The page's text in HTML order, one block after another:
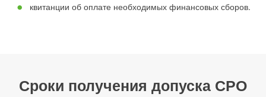
квитанции об оплате необходимых финансовых сборов.
Сроки получения допуска СРО